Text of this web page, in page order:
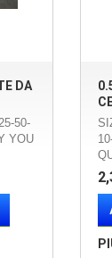
DA
50-
YOU